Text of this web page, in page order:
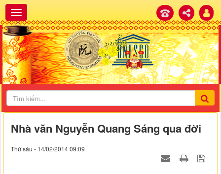
Nhà văn Nguyễn Quang Sáng qua đời
Thứ sáu - 14/02/2014 09:09